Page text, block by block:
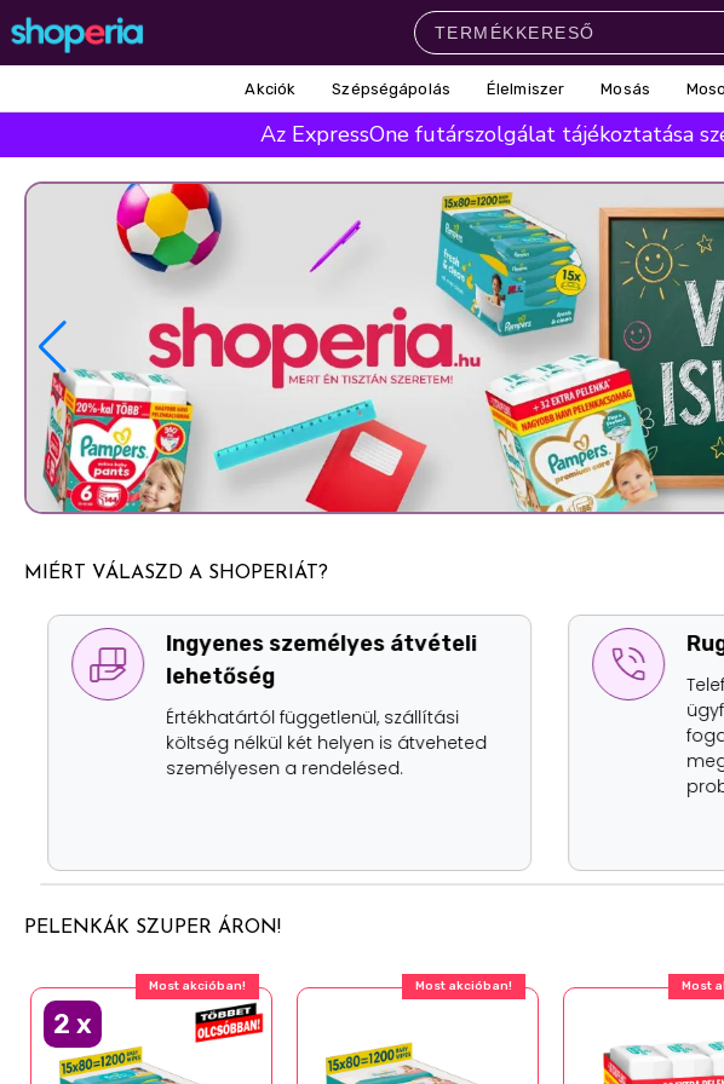
Élelmiszer
Mosás Mosogatás Takarítás
Baba-mama Háztartás
Népszerű márkák
Lenor
Silan
Népszerű keresések
leukoplast ariel lenor finish
pampers
Akciók Szépségápolás Élelmiszer Mosás
Az ExpressOne futárszolgálat tájékoztatása
MIÉRT VÁLASZD A SHOPERIÁT?
Ingyenes személyes átvételi
lehetőség
Értékhatártól függetlenül, szállítási
költség nélkül két helyen is átveheted
személyesen a rendelésed.
PELENKÁK SZUPER ÁRON!
Most akcióban!
2 x
Most akcióban! Most